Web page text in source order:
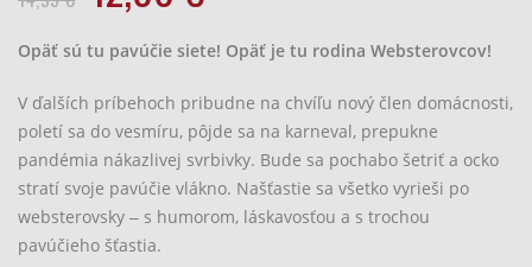
cena
bola:
14,95
€.
je:
12,80
€.
Opäť sú tu pavúčie siete! Opäť je tu rodina Websterovcov!
V ďalších príbehoch pribudne na chvíľu nový člen domácnosti,
poletí sa do vesmíru, pôjde sa na karneval, prepukne
pandémia nákazlivej svrbivky. Bude sa pochabo šetriť a ocko
stratí svoje pavúčie vlákno. Našťastie sa všetko vyrieši po
websterovsky ‒ s humorom, láskavosťou a s trochou
pavúčieho šťastia.